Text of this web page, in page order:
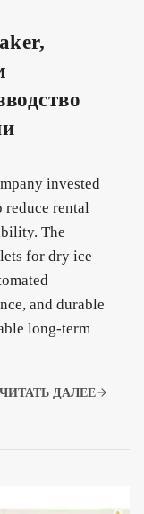
invested
reduce rental
The
for dry ice
and durable
long-term
ЧИТАТЬ ДАЛЕЕ